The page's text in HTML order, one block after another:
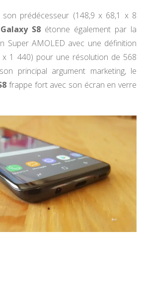
prédécesseur (148,9 x 68,1 x 8
S8 étonne également par la
Super AMOLED avec une définition
1 440) pour une résolution de 568
principal argument marketing, le
frappe fort avec son écran en verre